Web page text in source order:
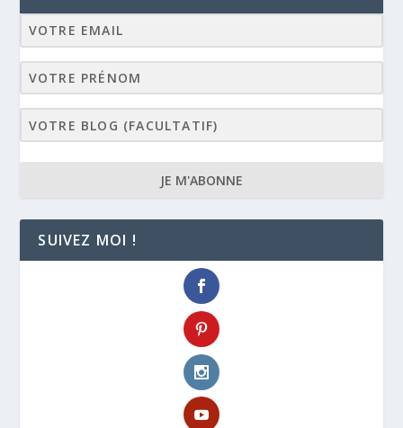
JE M'ABONNE
SUIVEZ MOI !